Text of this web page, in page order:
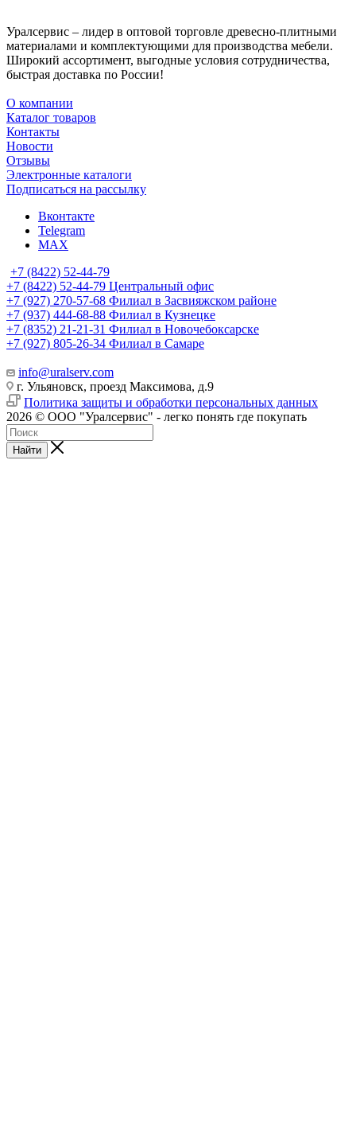
Уралсервис – лидер в оптовой торговле древесно-плитными
материалами и комплектующими для производства мебели.
Широкий ассортимент, выгодные условия сотрудничества,
быстрая доставка по России!
О компании
Каталог товаров
Контакты
Новости
Отзывы
Электронные каталоги
Подписаться на рассылку
Вконтакте
Telegram
MAX
+7 (8422) 52-44-79
+7 (8422) 52-44-79 Центральный офис
+7 (927) 270-57-68 Филиал в Засвияжском районе
+7 (937) 444-68-88 Филиал в Кузнецке
+7 (8352) 21-21-31 Филиал в Новочебоксарске
+7 (927) 805-26-34 Филиал в Самаре
info@uralserv.com
г. Ульяновск, проезд Максимова, д.9
Политика защиты и обработки персональных данных
2026 © ООО "Уралсервис" - легко понять где покупать
Найти